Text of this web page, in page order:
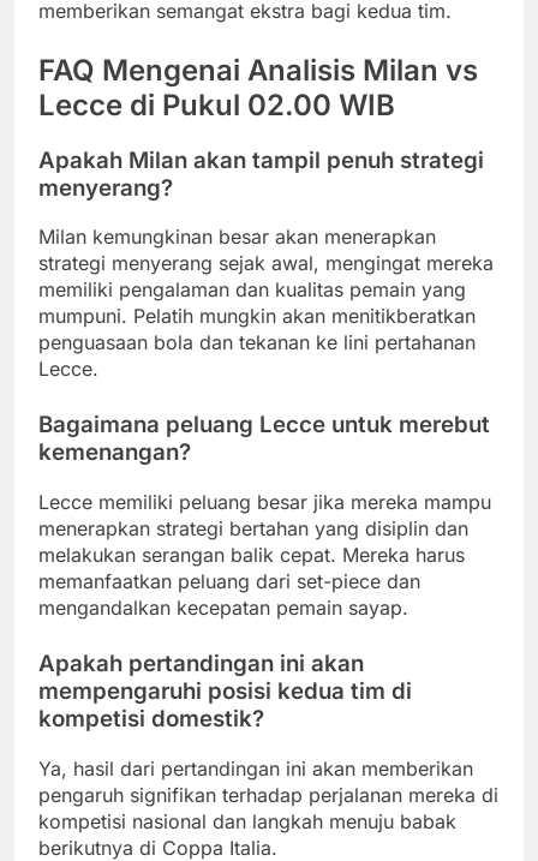
memberikan semangat ekstra bagi kedua tim.
FAQ Mengenai Analisis Milan vs
Lecce di Pukul 02.00 WIB
Apakah Milan akan tampil penuh strategi
menyerang?
Milan kemungkinan besar akan menerapkan
strategi menyerang sejak awal, mengingat mereka
memiliki pengalaman dan kualitas pemain yang
mumpuni. Pelatih mungkin akan menitikberatkan
penguasaan bola dan tekanan ke lini pertahanan
Lecce.
Bagaimana peluang Lecce untuk merebut
kemenangan?
Lecce memiliki peluang besar jika mereka mampu
menerapkan strategi bertahan yang disiplin dan
melakukan serangan balik cepat. Mereka harus
memanfaatkan peluang dari set-piece dan
mengandalkan kecepatan pemain sayap.
Apakah pertandingan ini akan
mempengaruhi posisi kedua tim di
kompetisi domestik?
Ya, hasil dari pertandingan ini akan memberikan
pengaruh signifikan terhadap perjalanan mereka di
kompetisi nasional dan langkah menuju babak
berikutnya di Coppa Italia.